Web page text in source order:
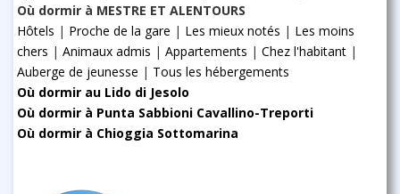
Où dormir à MESTRE ET ALENTOURS
Hôtels | Proche de la gare | Les mieux notés | Les moins
chers | Animaux admis | Appartements | Chez l'habitant |
Auberge de jeunesse | Tous les hébergements
Où dormir au Lido di Jesolo
Où dormir à Punta Sabbioni Cavallino-Treporti
Où dormir à Chioggia Sottomarina